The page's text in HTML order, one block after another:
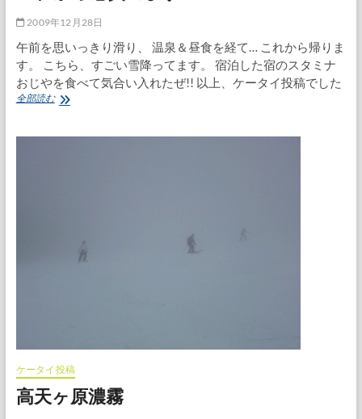
2009年12月28日
午前を思いっきり滑り、 温泉＆昼食を経て… これから帰りま
す。 こちら、すごい雪降ってます。 宿泊した宿のスタミナ
おじやを食べて気合い入れたぜ!! 以上、ケータイ投稿でした
全部読むこ
ら
ケータイ投稿
高天ヶ原濃霧